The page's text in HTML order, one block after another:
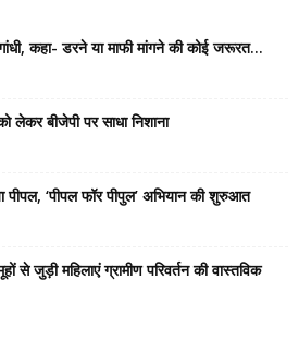
कहा- डरने या माफी मांगने की कोई जरूरत...
बीजेपी पर साधा निशाना
पीपल, ‘पीपल फॉर पीपुल’ अभियान की शुरुआत
से जुड़ी महिलाएं ग्रामीण परिवर्तन की वास्तविक